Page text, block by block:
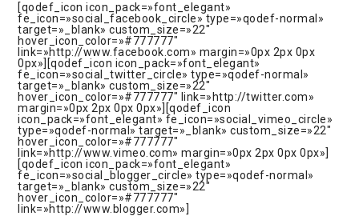
[qodef_icon icon_pack=»font_elegant»
fe_icon=»social_facebook_circle» type=»qodef-normal»
target=»_blank» custom_size=»22″
hover_icon_color=»#777777″
link=»http://www.facebook.com» margin=»0px 2px 0px
0px»][qodef_icon icon_pack=»font_elegant»
fe_icon=»social_twitter_circle» type=»qodef-normal»
target=»_blank» custom_size=»22″
hover_icon_color=»#777777″ link=»http://twitter.com»
margin=»0px 2px 0px 0px»][qodef_icon
icon_pack=»font_elegant» fe_icon=»social_vimeo_circle»
type=»qodef-normal» target=»_blank» custom_size=»22″
hover_icon_color=»#777777″
link=»http://www.vimeo.com» margin=»0px 2px 0px 0px»]
[qodef_icon icon_pack=»font_elegant»
fe_icon=»social_blogger_circle» type=»qodef-normal»
target=»_blank» custom_size=»22″
hover_icon_color=»#777777″
link=»http://www.blogger.com»]